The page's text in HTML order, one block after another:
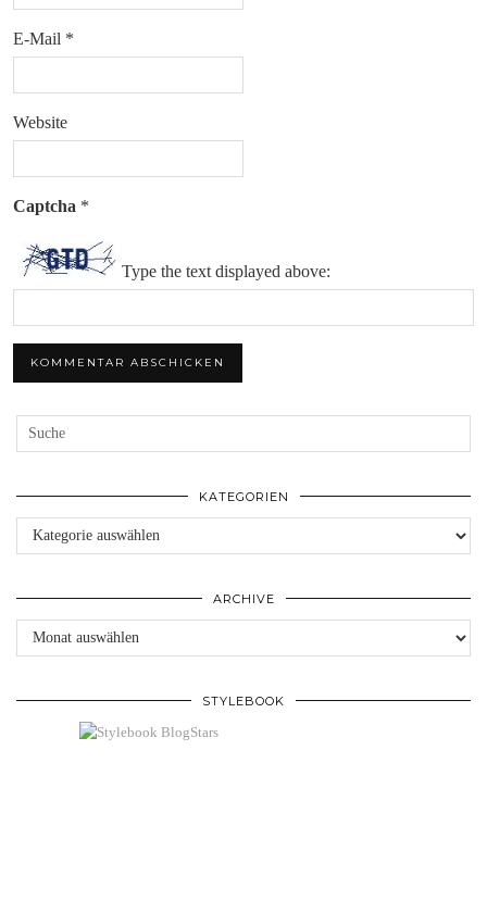
E-Mail *
Website
Captcha *
Type the text displayed above:
KATEGORIEN
Kategorien
ARCHIVE
Archive
STYLEBOOK